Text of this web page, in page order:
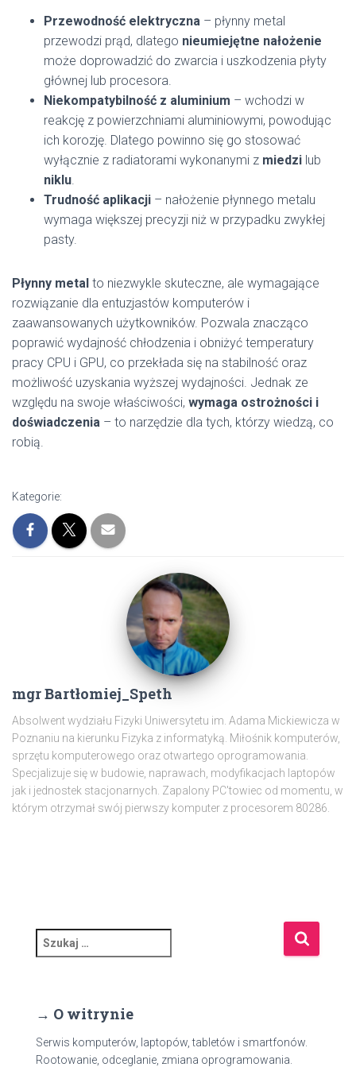
Przewodność elektryczna – płynny metal
przewodzi prąd, dlatego nieumiejętne nałożenie
może doprowadzić do zwarcia i uszkodzenia płyty
głównej lub procesora.
Niekompatybilność z aluminium – wchodzi w
reakcję z powierzchniami aluminiowymi, powodując
ich korozję. Dlatego powinno się go stosować
wyłącznie z radiatorami wykonanymi z miedzi lub
niklu.
Trudność aplikacji – nałożenie płynnego metalu
wymaga większej precyzji niż w przypadku zwykłej
pasty.
Płynny metal to niezwykle skuteczne, ale wymagające
rozwiązanie dla entuzjastów komputerów i
zaawansowanych użytkowników. Pozwala znacząco
poprawić wydajność chłodzenia i obniżyć temperatury
pracy CPU i GPU, co przekłada się na stabilność oraz
możliwość uzyskania wyższej wydajności. Jednak ze
względu na swoje właściwości, wymaga ostrożności i
doświadczenia – to narzędzie dla tych, którzy wiedzą, co
robią.
Kategorie:
mgr Bartłomiej_Speth
Absolwent wydziału Fizyki Uniwersytetu im. Adama Mickiewicza w
Poznaniu na kierunku Fizyka z informatyką. Miłośnik komputerów,
sprzętu komputerowego oraz otwartego oprogramowania.
Specjalizuje się w budowie, naprawach, modyfikacjach laptopów
jak i jednostek stacjonarnych. Zapalony PC'towiec od momentu, w
którym otrzymał swój pierwszy komputer z procesorem 80286.
z
:
→ O witrynie
Serwis komputerów, laptopów, tabletów i smartfonów.
Rootowanie, odceglanie, zmiana oprogramowania.